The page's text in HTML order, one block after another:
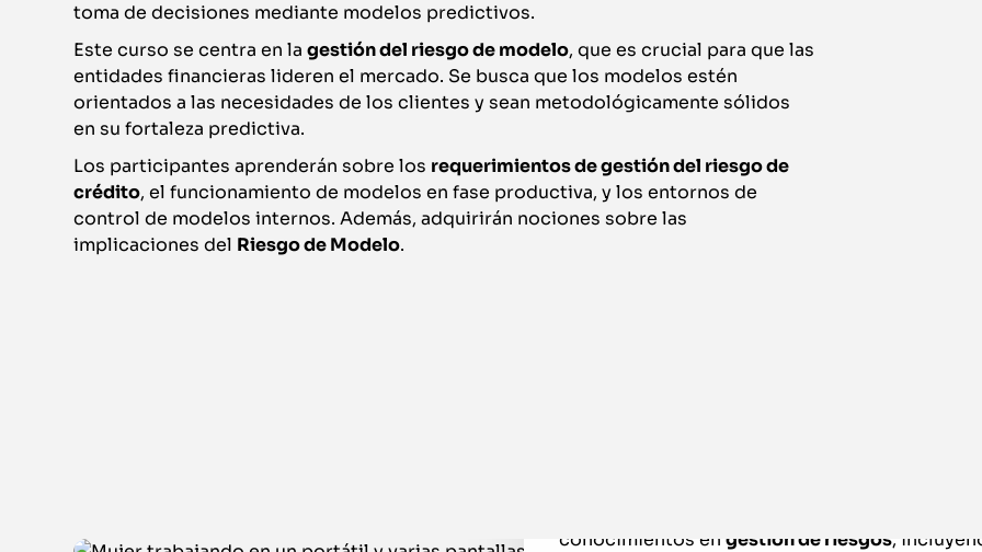
toma de decisiones mediante modelos predictivos.
Este curso se centra en lagestión del riesgo de modelo, que es crucial para que las
entidades financieras lideren el mercado. Se busca que los modelos estén
orientados a las necesidades de los clientes y sean metodológicamente sólidos
en su fortaleza predictiva.
Los participantes aprenderán sobre los requerimientos de gestión del riesgo de
crédito, el funcionamiento de modelos en fase productiva, y los entornos de
control de modelos internos. Además, adquirirán nociones sobre las
implicaciones del Riesgo de Modelo.
conocimientos en gestión de riesgos,